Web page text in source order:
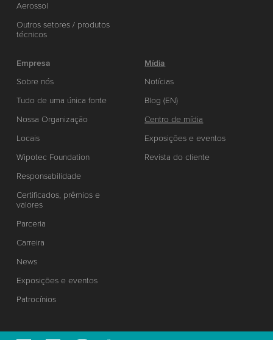
Aerossol
Outros setores / produtos
técnicos
Empresa
Sobre nós
Tudo de uma única fonte
Nossa Organização
Locais
Wipotec Foundation
Responsabilidade
Certificados, prêmios e
valores
Parceria
Carreira
News
Exposições e eventos
Patrocínios
Mídia
Notícias
Blog (EN)
Centro de mídia
Exposições e eventos
Revista do cliente